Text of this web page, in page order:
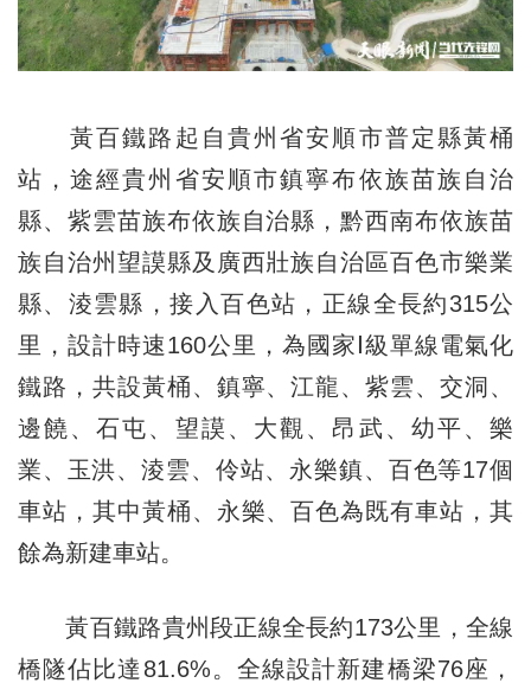
黃百鐵路起自貴州省安順市普定縣黃桶
站，途經貴州省安順市鎮寧布依族苗族自治
縣、紫雲苗族布依族自治縣，黔西南布依族苗
族自治州望謨縣及廣西壯族自治區百色市樂業
縣、淩雲縣，接入百色站，正線全長約315公
里，設計時速160公里，為國家Ⅰ級單線電氣化
鐵路，共設黃桶、鎮寧、江龍、紫雲、交洞、
邊饒、石屯、望謨、大觀、昂武、幼平、樂
業、玉洪、淩雲、伶站、永樂鎮、百色等17個
車站，其中黃桶、永樂、百色為既有車站，其
餘為新建車站。
黃百鐵路貴州段正線全長約173公里，全線
橋隧佔比達81.6%。全線設計新建橋梁76座，